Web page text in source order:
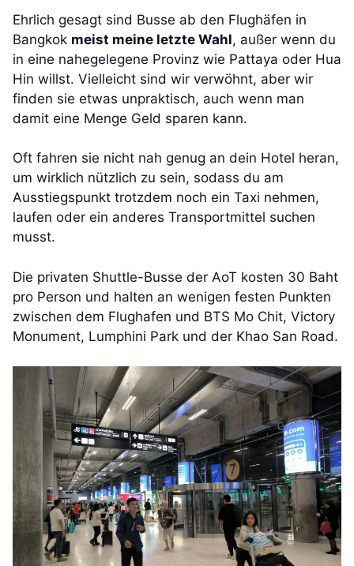
Ehrlich gesagt sind Busse ab den Flughäfen in
Bangkok meist meine letzte Wahl, außer wenn du
in eine nahegelegene Provinz wie Pattaya oder Hua
Hin willst. Vielleicht sind wir verwöhnt, aber wir
finden sie etwas unpraktisch, auch wenn man
damit eine Menge Geld sparen kann.
Oft fahren sie nicht nah genug an dein Hotel heran,
um wirklich nützlich zu sein, sodass du am
Ausstiegspunkt trotzdem noch ein Taxi nehmen,
laufen oder ein anderes Transportmittel suchen
musst.
Die privaten Shuttle-Busse der AoT kosten 30 Baht
pro Person und halten an wenigen festen Punkten
zwischen dem Flughafen und BTS Mo Chit, Victory
Monument, Lumphini Park und der Khao San Road.